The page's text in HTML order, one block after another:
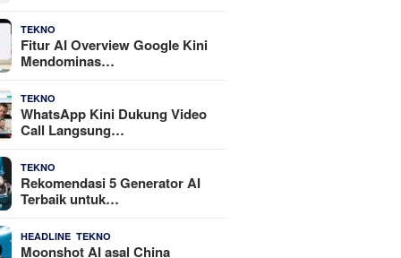
TEKNO
Fitur AI Overview Google Kini
Mendominas…
TEKNO
WhatsApp Kini Dukung Video
Call Langsung…
TEKNO
Rekomendasi 5 Generator AI
Terbaik untuk…
HEADLINE ,TEKNO
Moonshot AI asal China